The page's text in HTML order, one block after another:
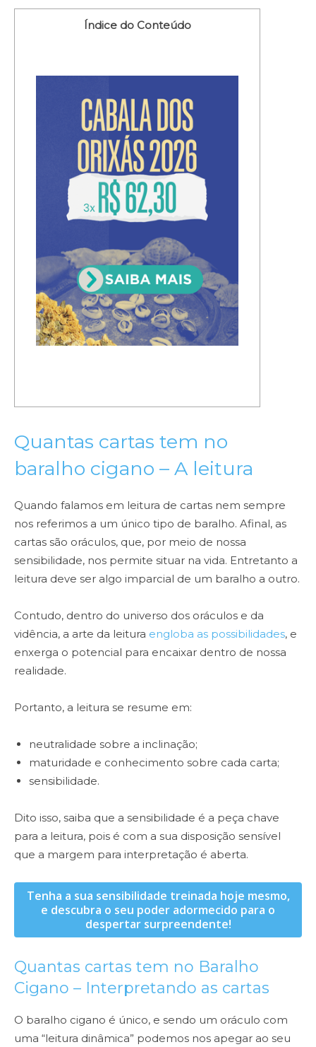
Índice do Conteúdo
Quantas cartas tem no
baralho cigano – A leitura
Quando falamos em leitura de cartas nem sempre
nos referimos a um único tipo de baralho. Afinal, as
cartas são oráculos, que, por meio de nossa
sensibilidade, nos permite situar na vida. Entretanto a
leitura deve ser algo imparcial de um baralho a outro.
Contudo, dentro do universo dos oráculos e da
vidência, a arte da leitura engloba as possibilidades, e
enxerga o potencial para encaixar dentro de nossa
realidade.
Portanto, a leitura se resume em:
neutralidade sobre a inclinação;
maturidade e conhecimento sobre cada carta;
sensibilidade.
Dito isso, saiba que a sensibilidade é a peça chave
para a leitura, pois é com a sua disposição sensível
que a margem para interpretação é aberta.
Tenha a sua sensibilidade treinada hoje mesmo,
e descubra o seu poder adormecido para o
despertar surpreendente!
Quantas cartas tem no Baralho
Cigano – Interpretando as cartas
O baralho cigano é único, e sendo um oráculo com
uma “leitura dinâmica” podemos nos apegar ao seu